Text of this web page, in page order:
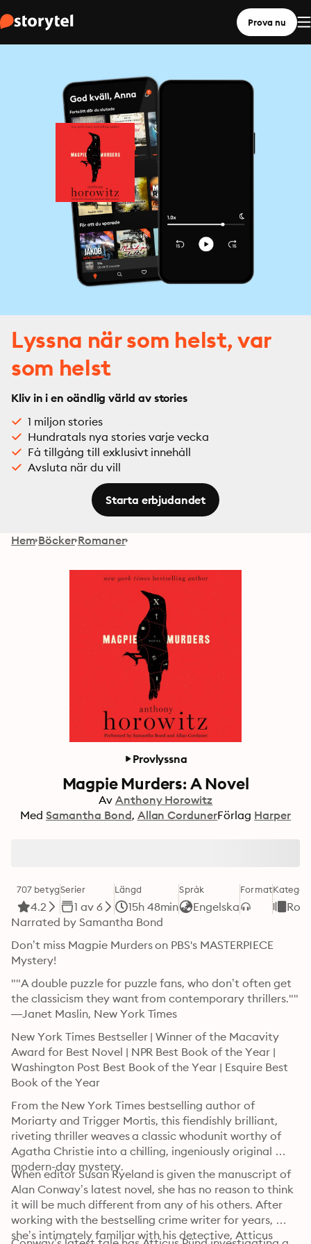
Prova nu
Lyssna när som helst, var
som helst
Kliv in i en oändlig värld av stories
1 miljon stories
Hundratals nya stories varje vecka
Få tillgång till exklusivt innehåll
Avsluta när du vill
Starta erbjudandet
Hem Böcker Romaner
Provlyssna
Magpie Murders: A Novel
Av Anthony Horowitz
Med Samantha Bond Allan CordunerFörlag Harper
707 betyg
4.2
Serier
1 av 6
Längd
15h 48min
Språk
Engelska
FormatKategori
Narrated by Samantha Bond
Don’t miss Magpie Murders on PBS's MASTERPIECE
""A double puzzle for puzzle fans, who don’t often get
the classicism they want from contemporary thrillers.""
—Janet Maslin, New York Times
New York Times Bestseller | Winner of the Macavity
Award for Best Novel | NPR Best Book of the Year |
Washington Post Best Book of the Year | Esquire Best
Book of the Year
From the New York Times bestselling author of
Moriarty and Trigger Mortis, this fiendishly brilliant,
riveting thriller weaves a classic whodunit worthy of
Agatha Christie into a chilling, ingeniously original
modern-day mystery.
When editor Susan Ryeland is given the manuscript of
Alan Conway’s latest novel, she has no reason to think
it will be much different from any of his others. After
working with the bestselling crime writer for years,
she’s intimately familiar with his detective, Atticus